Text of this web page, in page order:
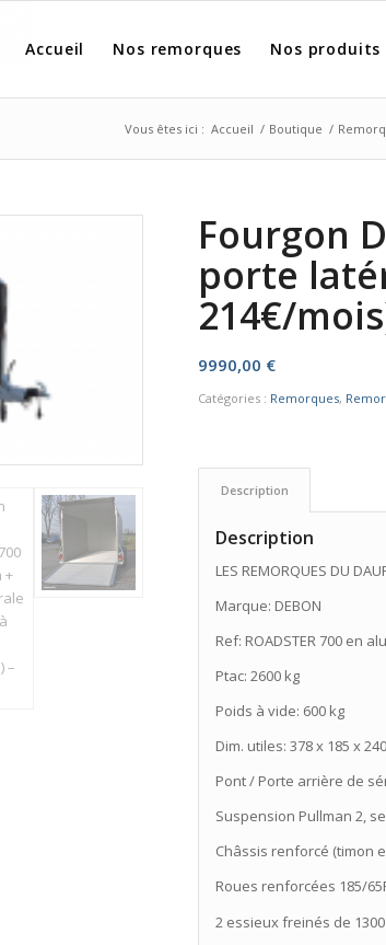
Accueil Nos remorques Nos produits
Vous êtes ici : Accueil / Boutique /
Fourgon
porte
214€/
9990,00 €
Catégories : Remorques,
Description
Description
LES REMORQUES DU
Marque: DEBON
Ref: ROADSTER 700 en
Ptac: 2600 kg
Poids à vide: 600 kg
Dim. utiles: 378 x 185 x
Pont / Porte arrière de
Suspension Pullman 2,
Châssis renforcé (timon
Roues renforcées 185/
2 essieux freinés de 1300